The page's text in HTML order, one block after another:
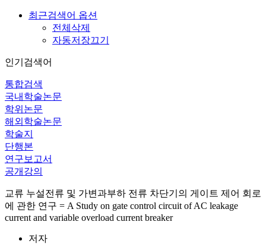
최근검색어 옵션
전체삭제
자동저장끄기
인기검색어
통합검색
국내학술논문
학위논문
해외학술논문
학술지
단행본
연구보고서
공개강의
교류 누설전류 및 가변과부하 전류 차단기의 게이트 제어 회로
에 관한 연구 = A Study on gate control circuit of AC leakage
current and variable overload current breaker
저자